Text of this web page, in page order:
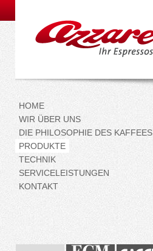
HOME
WIR ÜBER UNS
DIE PHILOSOPHIE DES KAFFEES
PRODUKTE
TECHNIK
SERVICELEISTUNGEN
KONTAKT